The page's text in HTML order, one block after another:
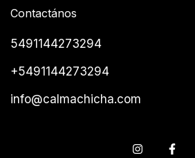
Contactános
5491144273294
+5491144273294
info@calmachicha.com